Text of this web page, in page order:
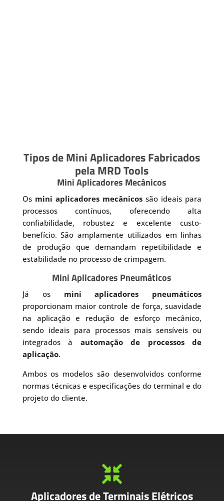
Tipos de Mini Aplicadores Fabricados
pela MRD Tools
Mini Aplicadores Mecânicos
Os mini aplicadores mecânicos são ideais para
processos contínuos, oferecendo alta
confiabilidade, robustez e excelente custo-
benefício. São amplamente utilizados em linhas
de produção que demandam repetibilidade e
estabilidade no processo de crimpagem.
Mini Aplicadores Pneumáticos
Já os mini aplicadores pneumáticos
proporcionam maior controle de força, suavidade
na aplicação e redução de esforço mecânico,
sendo ideais para processos mais sensíveis ou
integrados à automação de processos de
aplicação.
Ambos os modelos são desenvolvidos conforme
normas técnicas e especificações do terminal e do
projeto do cliente.

Aplicadores de Terminais Elétricos